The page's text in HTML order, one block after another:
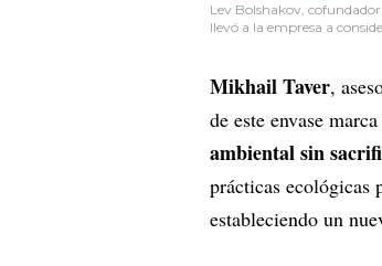
Lev Bolshakov,
llevó a la empresa a
Mikhail Taver,
de este envase
ambiental sin
prácticas ecológicas
estableciendo un